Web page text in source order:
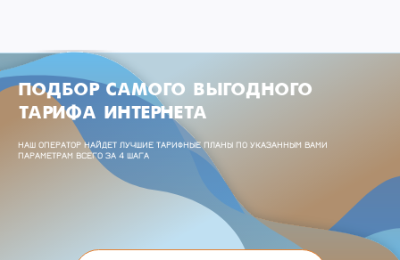
ПОДБОР САМОГО ВЫГОДНОГО
ТАРИФА ИНТЕРНЕТА
НАШ ОПЕРАТОР НАЙДЕТ ЛУЧШИЕ ТАРИФНЫЕ ПЛАНЫ ПО УКАЗАННЫМ ВАМИ
ПАРАМЕТРАМ ВСЕГО ЗА 4 ШАГА